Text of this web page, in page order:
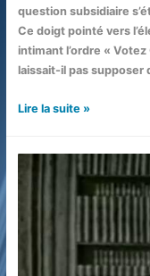
question subsidiaire
Ce doigt pointé vers
intimant l’ordre «
laissait-il pas supposer
Referendum
choisir
Lire la suite »